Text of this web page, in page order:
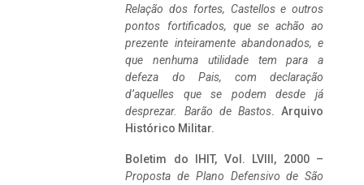
Relação dos fortes, Castellos e outros
pontos fortificados, que se achão ao
prezente inteiramente abandonados, e
que nenhuma utilidade tem para a
defeza do Pais, com declaração
d’aquelles que se podem desde já
desprezar. Barão de Bastos. Arquivo
Histórico Militar.
Boletim do IHIT, Vol. LVIII, 2000 –
Proposta de Plano Defensivo de São